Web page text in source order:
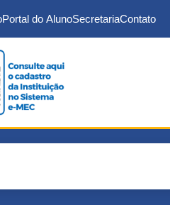
Portal do AlunoSecretariaContato